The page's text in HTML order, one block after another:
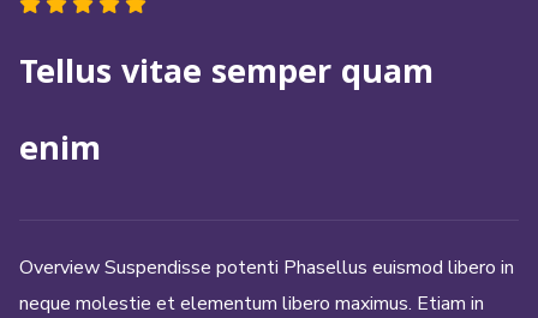
Tellus vitae semper quam
enim
Overview Suspendisse potenti Phasellus euismod libero in
neque molestie et elementum libero maximus. Etiam in